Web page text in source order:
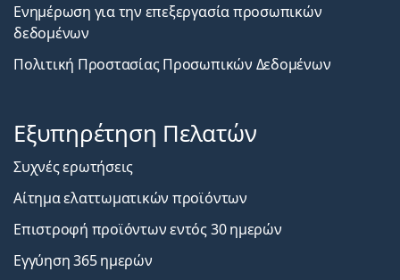
Ενημέρωση για την επεξεργασία προσωπικών
δεδομένων
Πολιτική Προστασίας Προσωπικών Δεδομένων
Εξυπηρέτηση Πελατών
Συχνές ερωτήσεις
Αίτημα ελαττωματικών προϊόντων
Επιστροφή προϊόντων εντός 30 ημερών
Εγγύηση 365 ημερών